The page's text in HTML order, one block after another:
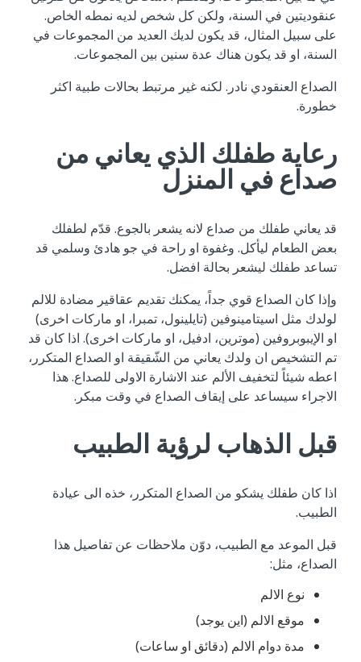
عنقوديتين في السنة، ولكن كل شخص لديه نمطه الخاص.
على سبيل المثال، قد يكون لديك العديد من المجموعات في
السنة، او قد يكون هناك عدة سنين بين المجموعات.
الصداع العنقودي نادر. لكنه غير مرتبط بحالات طبية اكثر
خطورة.
رعاية طفلك الذي يعاني من
صداع في المنزل
قد يعاني طفلك من صداع لانه يشعر بالجوع. قدّم لطفلك
بعض الطعام ليأكل. وغفوة او راحة في جو هادئ وسلمي قد
تساعد طفلك ليشعر بحالة افضل.
وإذا كان الصداع قوي جداً، يمكنك تقديم عقاقير مضادة للالم
لولدك مثل اسيتامينوفين (تايلينول، تمبرا، او ماركات اخرى)
او الإيبوبروفين (موترين، ادفيل، او ماركات اخرى). اذا كان قد
تم التشخيص ان ولدك يعاني من الشّقيقة او الصداع المتكرر،
اعطه شيئاً لتخفيف الألم عند الاشارة الاولى للصداع. هذا
الاجراء سيساعد على إيقاف الصداع في وقت مبكر.
قبل الذهاب لرؤية الطبيب
اذا كان طفلك يشكو من الصداع المتكرر، خذه الى عيادة
الطبيب.
قبل الموعد مع الطبيب، دوّن ملاحظات عن تفاصيل هذا
الصداع، مثل:
نوع الالم
موقع الالم (اين يوجد)
مدة دوام الالم (دقائق او ساعات)